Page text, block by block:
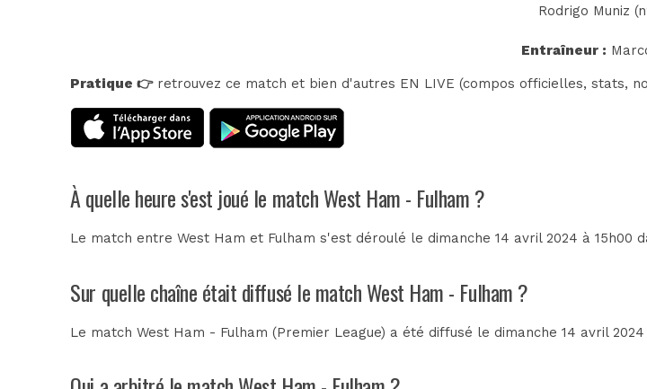
Rodrigo Muniz
Entraîneur :
Pratique 👉retrouvez ce match et bien d'autres EN LIVE (compos officielles, stats,
À quelle heure s'est joué le match West Ham - Fulham ?
Le match entre West Ham et Fulham s'est déroulé le dimanche 14 avril 2024 à 15h00
Sur quelle chaîne était diffusé le match West Ham - Fulham ?
Le match West Ham - Fulham (Premier League) a été diffusé le dimanche 14 avril 2024